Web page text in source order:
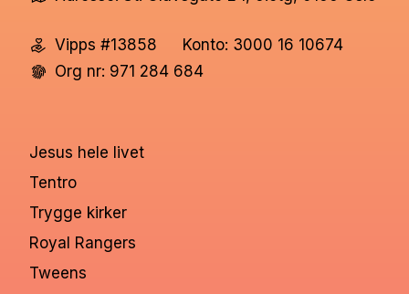
Vipps #13858
Konto: 3000 16 10674
Org nr: 971 284 684
Jesus hele livet
Tentro
Trygge kirker
Royal Rangers
Tweens